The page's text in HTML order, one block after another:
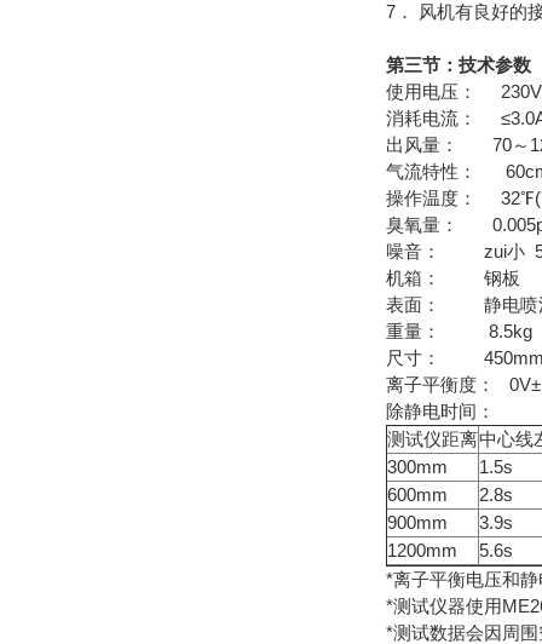
7． 风机有良好的
第三节：技术参数
使用电压： 230V
消耗电流：
出风量： 70～
气流特性：
操作温度：
臭氧量：
噪音： zui小
机箱： 钢板
表面： 静电喷
重量： 8.5kg
尺寸：
离子平衡度：
除静电时间：
测试仪距离中心线
300mm
1.5s
600mm
2.8s
900mm
3.9s
1200mm
5.6s
*离子平衡电压和
*测试仪器使用
*测试数据会因周